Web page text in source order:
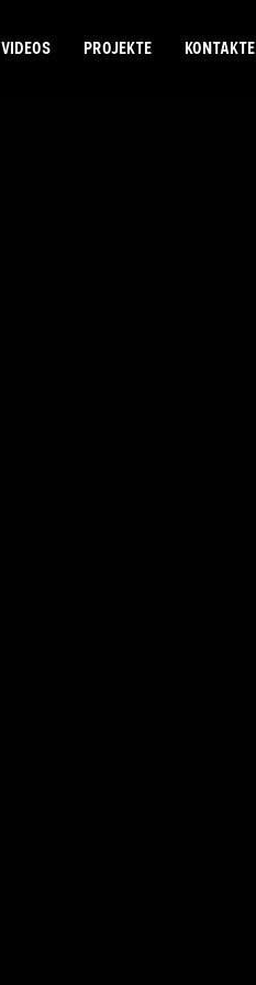
VIDEOS PROJEKTE KONTAKTE